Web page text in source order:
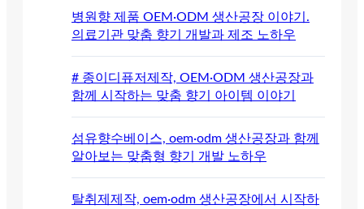
병원향 제품 OEM·ODM 생산공장 이야기.
의료기관 맞춤 향기 개발과 제조 노하우
# 종이디퓨저제작, OEM·ODM 생산공장과
함께 시작하는 맞춤 향기 아이템 이야기
섬유향수베이스, oem·odm 생산공장과 함께
알아보는 맞춤형 향기 개발 노하우
탈취제제작, oem·odm 생산공장에서 시작하